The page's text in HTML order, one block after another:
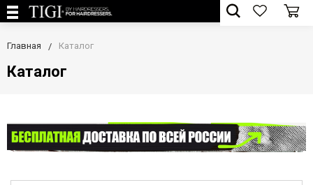
Главная Каталог
Каталог